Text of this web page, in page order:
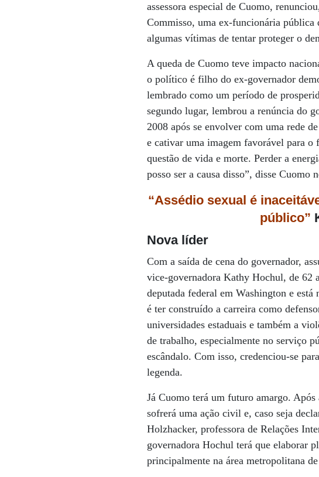
assessora especial de Cuomo,
Commisso, uma ex-funcionária pública
algumas vítimas de tentar proteger o
A queda de Cuomo teve impacto
o político é filho do ex-governador
lembrado como um período de
segundo lugar, lembrou a renúncia do
2008 após se envolver com uma rede
e cativar uma imagem favorável para o
questão de vida e morte. Perder a
posso ser a causa disso”, disse Cuomo
“Assédio sexual é
público”
Nova líder
Com a saída de cena do governador,
vice-governadora Kathy Hochul, de 62
deputada federal em Washington e
é ter construído a carreira como
universidades estaduais e também a
de trabalho, especialmente no serviço
escândalo. Com isso, credenciou-se
legenda.
Já Cuomo terá um futuro amargo. Após
sofrerá uma ação civil e, caso seja
Holzhacker, professora de Relações
governadora Hochul terá que elaborar
principalmente na área metropolitana